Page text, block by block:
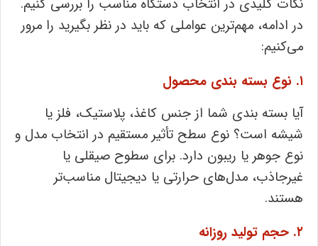
نکات کلیدی در انتخاب دستگاه مناسب را بررسی کنیم.
در ادامه، مهم‌ترین عواملی که باید در نظر بگیرید را مرور
می‌کنیم:
آیا بسته‌ بندی شما از جنس کاغذ، پلاستیک، فلز یا
شیشه است؟ نوع سطح تأثیر مستقیم در انتخاب مدل و
نوع جوهر یا ریبون دارد. برای سطوح صیقلی یا
غیرجاذب، مدل‌های حرارتی یا دیجیتال مناسب‌تر
هستند.